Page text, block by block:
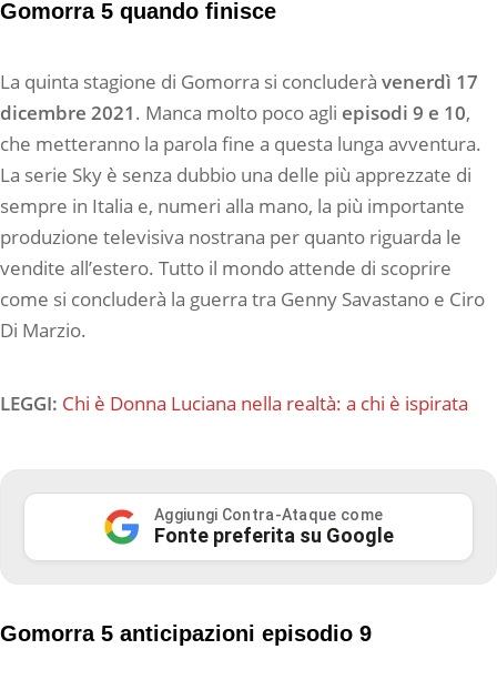
Gomorra 5 quando finisce
La quinta stagione di Gomorra si concluderà venerdì 17
dicembre 2021. Manca molto poco agli episodi 9 e 10,
che metteranno la parola fine a questa lunga avventura.
La serie Sky è senza dubbio una delle più apprezzate di
sempre in Italia e, numeri alla mano, la più importante
produzione televisiva nostrana per quanto riguarda le
vendite all’estero. Tutto il mondo attende di scoprire
come si concluderà la guerra tra Genny Savastano e Ciro
Di Marzio.
LEGGI: Chi è Donna Luciana nella realtà: a chi è ispirata
Aggiungi Contra-Ataque come
Fonte preferita su Google
Gomorra 5 anticipazioni episodio 9